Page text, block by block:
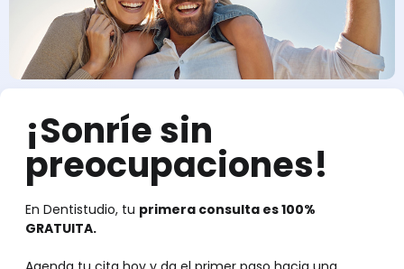
¡Sonríe sin
preocupaciones!
En Dentistudio, tu primera consulta es 100%
GRATUITA.